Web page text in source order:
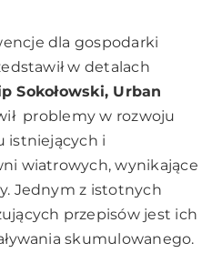
dla gospodarki
w detalach
Sokołowski, Urban
problemy w rozwoju
istniejących i
wiatrowych, wynikające
Jednym z istotnych
przepisów jest ich
skumulowanego.